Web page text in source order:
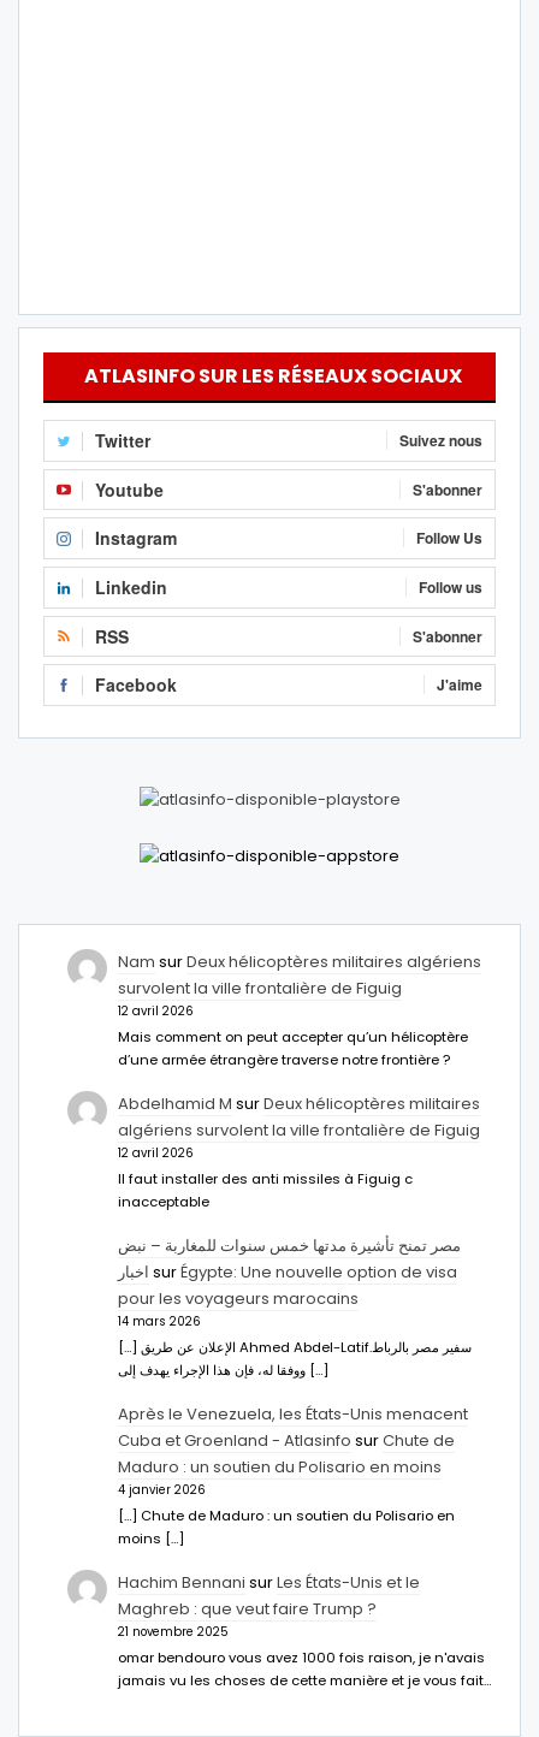
ATLASINFO SUR LES RÉSEAUX SOCIAUX
Twitter Suivez nous
Youtube S'abonner
Instagram Follow Us
Linkedin Follow us
RSS S'abonner
Facebook J'aime
Nam surDeux hélicoptères militaires algériens
survolent la ville frontalière de Figuig
12 avril 2026
Mais comment on peut accepter qu’un hélicoptère
d’une armée étrangère traverse notre frontière ?
Abdelhamid M surDeux hélicoptères militaires
algériens survolent la ville frontalière de Figuig
12 avril 2026
Il faut installer des anti missiles à Figuig c
inacceptable
مصر تمنح تأشيرة مدتها خمس سنوات للمغاربة – نبض
اخبار surÉgypte: Une nouvelle option de visa
pour les voyageurs marocains
14 mars 2026
[…] الإعلان عن طريق Ahmed Abdel-Latifسفير مصر بالرباط.
ووفقا له، فإن هذا الإجراء يهدف إلى […]
Après le Venezuela, les États-Unis menacent
Cuba et Groenland - Atlasinfo surChute de
Maduro : un soutien du Polisario en moins
4 janvier 2026
[…] Chute de Maduro : un soutien du Polisario en
moins […]
Hachim Bennani surLes États-Unis et le
Maghreb : que veut faire Trump ?
21 novembre 2025
omar bendouro vous avez 1000 fois raison, je n'avais
jamais vu les choses de cette manière et je vous fait…